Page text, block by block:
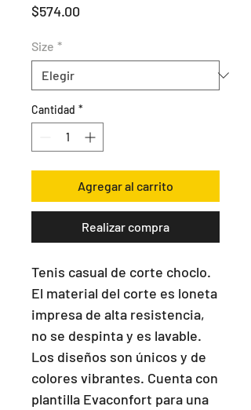
$574.00
Size *
Cantidad *
Agregar al carrito
Realizar compra
Tenis casual de corte choclo.
El material del corte es loneta
impresa de alta resistencia,
no se despinta y es lavable.
Los diseños son únicos y de
colores vibrantes. Cuenta con
plantilla Evaconfort para una